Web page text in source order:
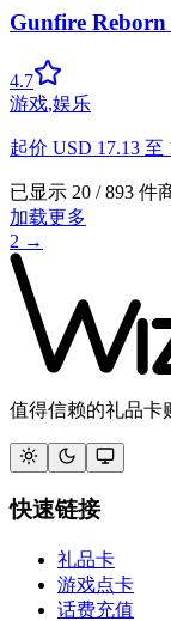
Gunfire
4.7
游戏,娱乐
起价 USD 17.13 至
已显示 20 / 893 件
加载更多
2 →
值得信赖的礼品卡
快速链接
礼品卡
游戏点卡
话费充值